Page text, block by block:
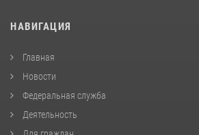
НАВИГАЦИЯ
Главная
Новости
Федеральная служба
Деятельность